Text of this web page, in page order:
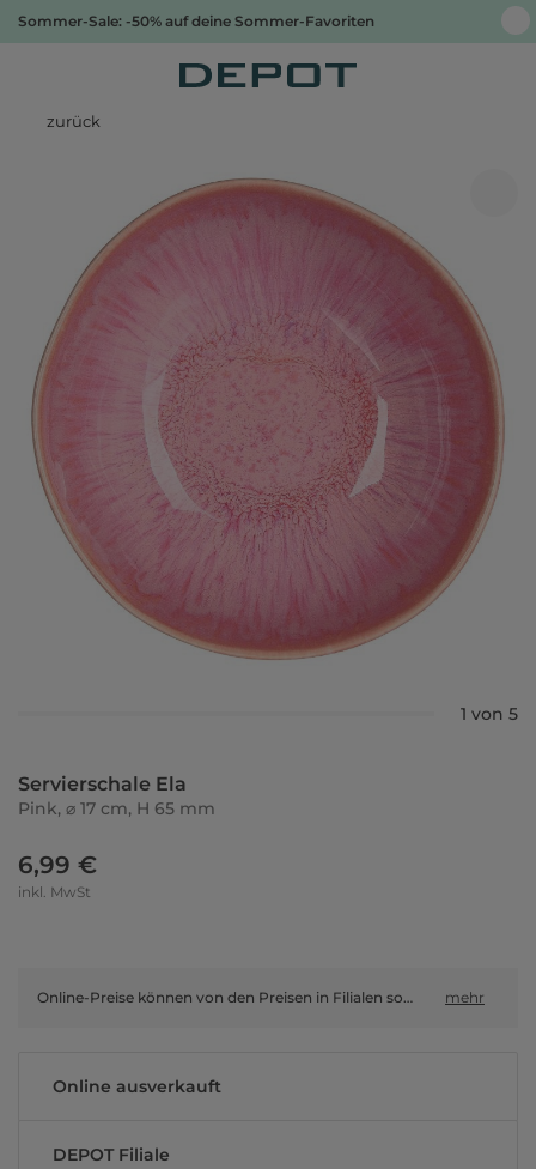
Sommer-Sale: -50% auf deine Sommer-Favoriten
zurück
1 von 5
Servierschale Ela
Pink, ⌀ 17 cm, H 65 mm
6,99 €
inkl. MwSt
Online-Preise können von den Preisen in Filialen sowie Shop-in-Shop-Flächen abweichen. mehr
Online ausverkauft
DEPOT Filiale